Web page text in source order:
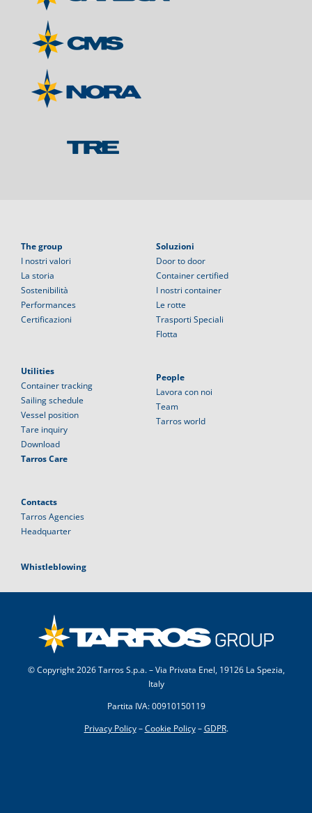
The group
I nostri valori
La storia
Sostenibilità
Performances
Certificazioni
Soluzioni
Door to door
Container certified
I nostri container
Le rotte
Trasporti Speciali
Flotta
Utilities
Container tracking
Sailing schedule
Vessel position
Tare inquiry
Download
Tarros Care
People
Lavora con noi
Team
Tarros world
Contacts
Tarros Agencies
Headquarter
Whistleblowing
© Copyright2026 Tarros S.p.a. – Via Privata Enel, 19126 La Spezia,
Italy
Partita IVA: 00910150119
Privacy Policy–Cookie Policy–GDPR.